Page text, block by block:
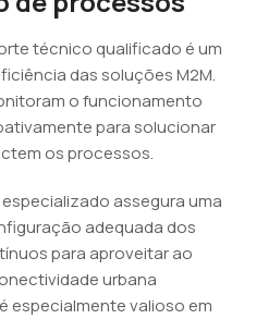
técnico qualificado é um
das soluções M2M.
o funcionamento
para solucionar
os processos.
assegura uma
adequada dos
para aproveitar ao
urbana
especialmente valioso em